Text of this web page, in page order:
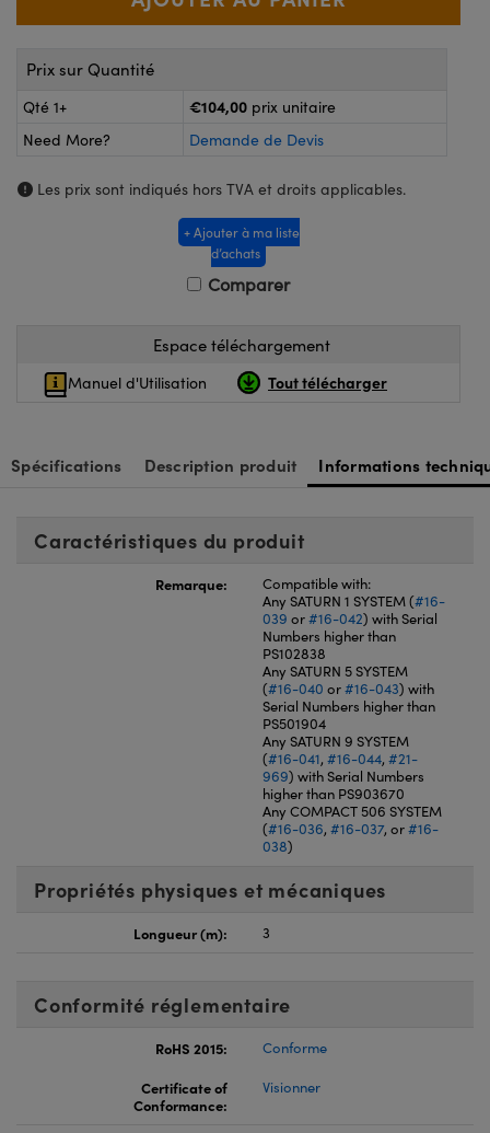
de Poche ou à Mesure Directe
: Microscopie
pour Caméras
: Caméras
Optiques Lightpath
Optiques de SCHOTT
Prix sur Quantité
Qté 1+ €104,00 prix unitaire
Need More?
Demande de Devis
Les prix sont indiqués hors TVA et droits applicables.
+ Ajouter à ma liste
d’achats
Comparer
Espace téléchargement
Manuel d'Utilisation Tout télécharger
Spécifications Description produit Informations
Caractéristiques du produit
Remarque:
Compatible with:
Any SATURN 1 SYSTEM (#16-
039 or#16-042) with Serial
Numbers higher than
PS102838
Any SATURN 5 SYSTEM
(#16-040 or#16-043) with
Serial Numbers higher than
PS501904
Any SATURN 9 SYSTEM
(#16-041, #16-044, #21-
969) with Serial Numbers
higher than PS903670
Any COMPACT 506 SYSTEM
(#16-036, #16-037, or#16-
038)
Propriétés physiques et mécaniques
Longueur (m): 3
Conformité réglementaire
RoHS 2015:
Conforme
Certificate of
Conformance:
Visionner